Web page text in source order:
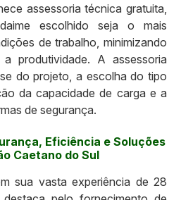
assessoria técnica gratuita,
escolhido seja o mais
de trabalho, minimizando
produtividade. A assessoria
do projeto, a escolha do tipo
da capacidade de carga e a
de segurança.
Eficiência e Soluções
Caetano do Sul
sua vasta experiência de 28